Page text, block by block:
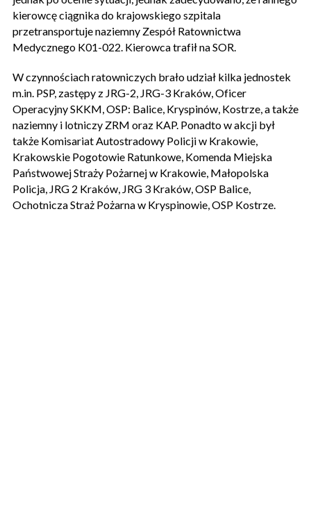
kierowcę ciągnika do krajowskiego szpitala
przetransportuje naziemny Zespół Ratownictwa
Medycznego K01-022. Kierowca trafił na SOR.
W czynnościach ratowniczych brało udział kilka jednostek
m.in. PSP, zastępy z JRG-2, JRG-3 Kraków, Oficer
Operacyjny SKKM, OSP: Balice, Kryspinów, Kostrze, a także
naziemny i lotniczy ZRM oraz KAP. Ponadto w akcji był
także Komisariat Autostradowy Policji w Krakowie,
Krakowskie Pogotowie Ratunkowe, Komenda Miejska
Państwowej Straży Pożarnej w Krakowie, Małopolska
Policja, JRG 2 Kraków, JRG 3 Kraków, OSP Balice,
Ochotnicza Straż Pożarna w Kryspinowie, OSP Kostrze.